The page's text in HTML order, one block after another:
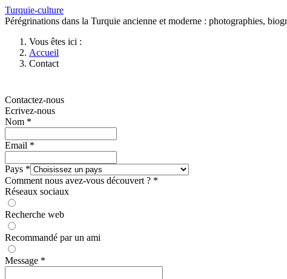
Turquie-culture
Pérégrinations dans la Turquie ancienne et moderne : photographies,
Vous êtes ici :
Accueil
Contact
Contactez-nous
Ecrivez-nous
Nom *
Email *
Pays *
Comment nous avez-vous découvert ? *
Réseaux sociaux
Recherche web
Recommandé par un ami
Message *